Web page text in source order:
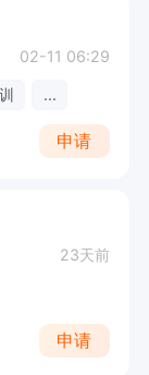
02-11 06:29
...
申请
23天前
申请